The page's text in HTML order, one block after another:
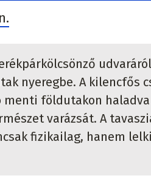
nyeregbe. A kilencfős
menti földutakon
varázsát. A
fizikailag, hanem